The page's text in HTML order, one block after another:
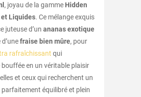
, joyau de la gamme Hidden
Liquides. Ce mélange exquis
juteuse d’un ananas exotique
fraise bien mûre, pour
rafraîchissant qui
en un véritable plaisir
et ceux qui recherchent un
équilibré et plein